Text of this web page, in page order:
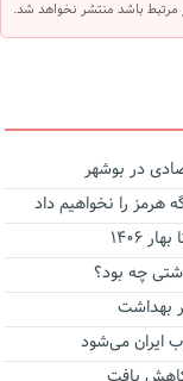
مرتبط باشد منتشر نخواهد شد.
در بوشهر
را نخواهیم داد
چه بود؟
بهداشت
می‌شود